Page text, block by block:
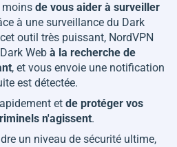
moins de vous aider à surveiller
à une surveillance du Dark
outil très puissant, NordVPN
Web à la recherche de
, et vous envoie une notification
est détectée.
et de protéger vos
n'agissent.
un niveau de sécurité ultime,